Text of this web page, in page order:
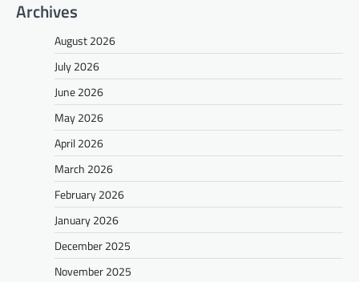
Archives
August 2026
July 2026
June 2026
May 2026
April 2026
March 2026
February 2026
January 2026
December 2025
November 2025